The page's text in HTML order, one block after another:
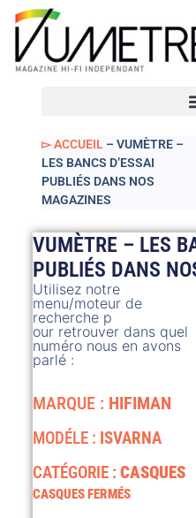
▻ ACCUEIL – VUMÈTRE –
LES BANCS D’ESSAI
PUBLIÉS DANS NOS
MAGAZINES
VUMÈTRE – LES
PUBLIÉS DANS
Utilisez notre
menu/moteur de
recherche p
our retrouver dans quel
numéro nous en avons
parlé :
MARQUE : HIFIMAN
MODÉLE : ISVARNA
CATÉGORIE : CASQUES
CASQUES FERMÉS